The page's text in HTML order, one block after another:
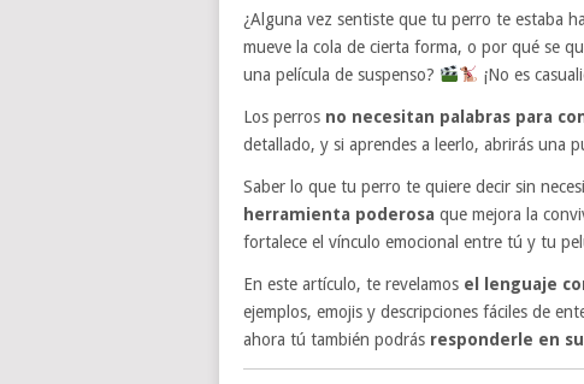
¿Alguna vez sentiste que tu perro te estaba
mueve la cola de cierta forma, o por qué se
una película de suspenso?
¡No es
Los perros no necesitan palabras para
detallado, y si aprendes a leerlo, abrirás una
Saber lo que tu perro te quiere decir sin
herramienta poderosa que mejora la
fortalece el vínculo emocional entre tú y tu
En este artículo, te revelamos el lenguaje
ejemplos, emojis y descripciones fáciles de
ahora tú también podrás responderle en